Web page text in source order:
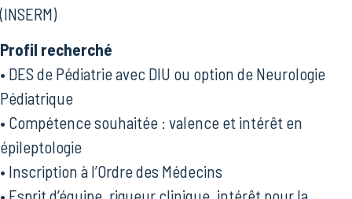
(INSERM)
Profil recherché
• DES de Pédiatrie avec DIU ou option de Neurologie
Pédiatrique
• Compétence souhaitée : valence et intérêt en
épileptologie
• Inscription à l’Ordre des Médecins